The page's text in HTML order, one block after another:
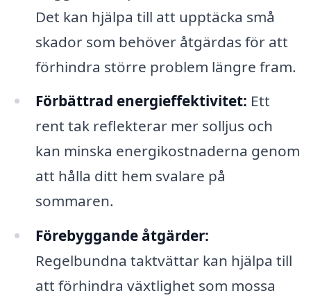
Det kan hjälpa till att upptäcka små
skador som behöver åtgärdas för att
förhindra större problem längre fram.
Förbättrad energieffektivitet: Ett
rent tak reflekterar mer solljus och
kan minska energikostnaderna genom
att hålla ditt hem svalare på
sommaren.
Förebyggande åtgärder:
Regelbundna taktvättar kan hjälpa till
att förhindra växtlighet som mossa